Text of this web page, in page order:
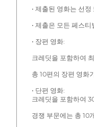
• 제출된 영화는 선
• 제출은 모든 페스
• 장편 영화:
크레딧을 포함하여
총 10편의 장편 영화
• 단편 영화:
크레딧을 포함하여
경쟁 부문에는 총 10